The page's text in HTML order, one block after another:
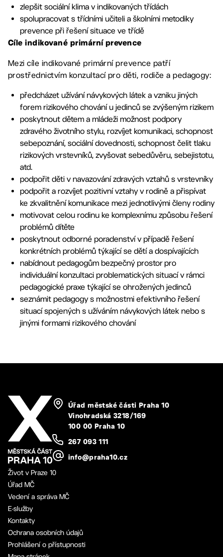
zlepšit sociální klima v indikovaných třídách
spolupracovat s třídními učiteli a školními metodiky
prevence při řešení situace ve třídě
Cíle indikované primární prevence
Mezi cíle indikované primární prevence patří
prostřednictvím konzultací pro děti, rodiče a pedagogy:
předcházet užívání návykových látek a vzniku jiných
forem rizikového chování u jedinců se zvýšeným rizikem
poskytnout dětem a mládeži možnost podpory
zdravého životního stylu, rozvíjet komunikaci, schopnost
sebepoznání, sociální dovednosti, schopnost čelit tlaku
rizikových vrstevníků, zvyšovat sebedůvěru, sebejistotu,
atd.
podpořit děti v navazování zdravých vztahů s vrstevníky
podpořit a rozvíjet pozitivní vztahy v rodině a přispívat
ke zkvalitnění komunikace mezi jednotlivými členy rodiny
motivovat celou rodinu ke komplexnímu způsobu řešení
problémů dítěte
poskytnout odborné poradenství v případě řešení
konkrétních problémů týkající se dětí a dospívajících
nabídnout pedagogům bezpečný prostor pro
individuální konzultaci problematických situací v rámci
pedagogické praxe týkající se ohrožených jedinců
seznámit pedagogy s možnostmi efektivního řešení
situací spojených s užíváním návykových látek nebo s
jinými formami rizikového chování
Úřad městské části Praha 10
Vinohradská 3218/169
100 00 Praha 10
267 093 111
info@praha10.cz
Život v Praze 10
Úřad MČ
Vedení a správa MČ
E-služby
Kontakty
Ochrana osobních údajů
Prohlášení o přístupnosti